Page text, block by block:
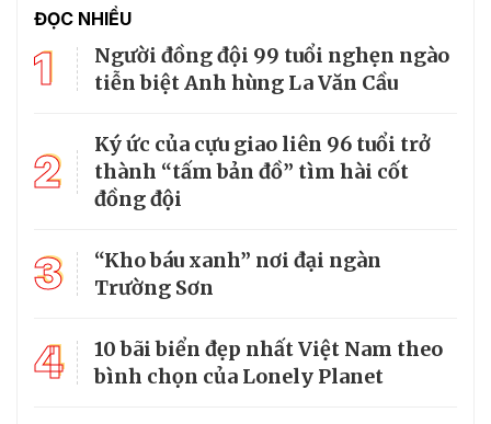
ĐỌC NHIỀU
1
Người đồng đội 99 tuổi nghẹn ngào
tiễn biệt Anh hùng La Văn Cầu
2
Ký ức của cựu giao liên 96 tuổi trở
thành “tấm bản đồ” tìm hài cốt
đồng đội
3
“Kho báu xanh” nơi đại ngàn
Trường Sơn
4
10 bãi biển đẹp nhất Việt Nam theo
bình chọn của Lonely Planet